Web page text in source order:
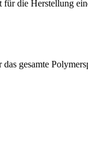
die Herstellung
gesamte